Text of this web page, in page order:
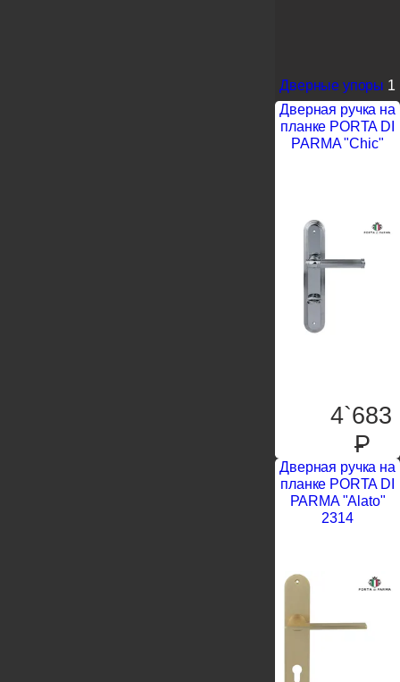
Дверные упоры 1
Дверная ручка на
планке PORTA DI
PARMA "Chic"
4`683
P
Дверная ручка на
планке PORTA DI
PARMA "Alato"
2314